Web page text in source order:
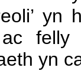
yn
ac
yn